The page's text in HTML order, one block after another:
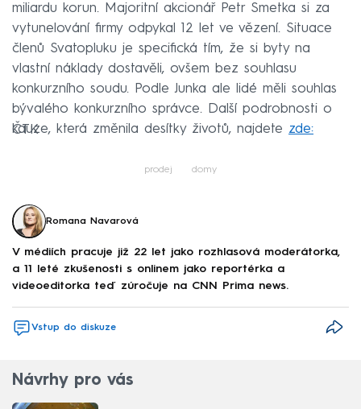
miliardu korun. Majoritní akcionář Petr Smetka si za
vytunelování firmy odpykal 12 let ve vězení. Situace
členů Svatopluku je specifická tím, že si byty na
vlastní náklady dostavěli, ovšem bez souhlasu
konkurzního soudu. Podle Junka ale lidé měli souhlas
bývalého konkurzního správce. Další podrobnosti o
kauze, která změnila desítky životů, najdete zde:
ČTK
prodej domy
Romana Navarová
V médiích pracuje již 22 let jako rozhlasová moderátorka,
a 11 leté zkušenosti s onlinem jako reportérka a
videoeditorka teď zúročuje na CNN Prima news.
Vstup do diskuze
Návrhy pro vás